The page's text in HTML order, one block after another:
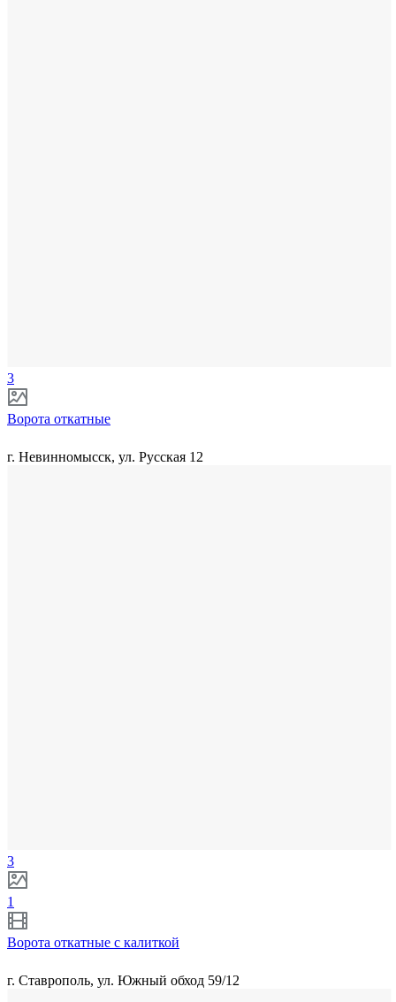
3
Ворота откатные
г. Невинномысск, ул. Русская 12
3
1
Ворота откатные с калиткой
г. Ставрополь, ул. Южный обход 59/12